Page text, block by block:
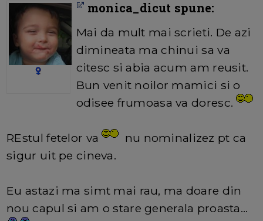
monica_dicut spune:
Mai da mult mai scrieti. De azi
dimineata ma chinui sa va
citesc si abia acum am reusit.
Bun venit noilor mamici si o
odisee frumoasa va doresc.
REstul fetelor va
nu nominalizez pt ca
sigur uit pe cineva.
Eu astazi ma simt mai rau, ma doare din
nou capul si am o stare generala proasta...